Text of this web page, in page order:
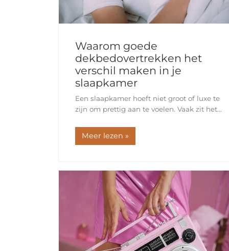
Waarom goede
dekbedovertrekken het
verschil maken in je
slaapkamer
Een slaapkamer hoeft niet groot of luxe te
zijn om prettig aan te voelen. Vaak zit het
fijne verlichting, rustige kleuren en
Meer lezen »